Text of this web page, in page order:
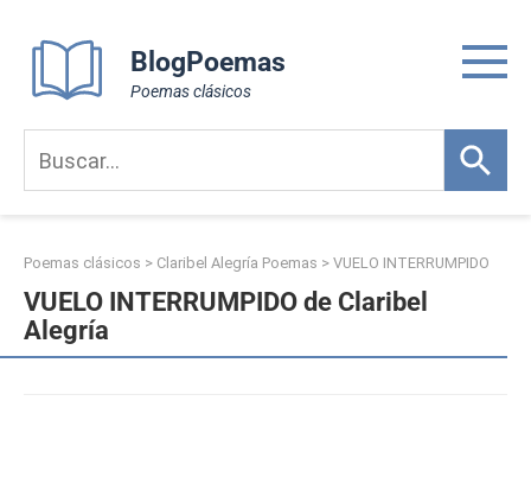
content
BlogPoemas
Poemas clásicos
Poemas clásicos > Claribel Alegría Poemas > VUELO INTERRUMPIDO
VUELO INTERRUMPIDO de Claribel
Alegría